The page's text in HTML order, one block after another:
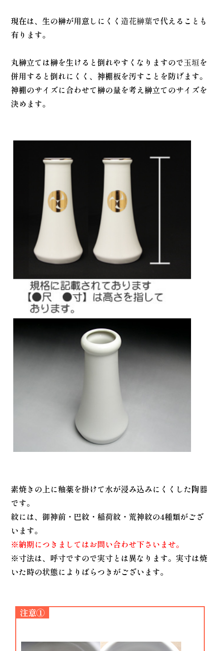
現在は、生の榊が用意しにくく 造花榊葉で代えることも
有ります。
丸榊立ては榊を生けると倒れやすくなりますので玉垣を
併用すると倒れにくく、神棚板を汚すことを防げます。
神棚のサイズに合わせて榊の量を考え榊立てのサイズを
決めます。
素焼きの上に釉薬を掛けて水が浸み込みにくくした陶器
です。
紋には、御神前・巴紋・稲荷紋・荒神紋の4種類がござ
います。
※納期につきましてはお問い合わせ下さいませ。
※寸法は、呼寸ですので実寸とは異なります。実寸は焼
いた時の状態によりばらつきがございます。
注意①